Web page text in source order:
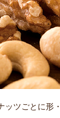
ッツごとに形